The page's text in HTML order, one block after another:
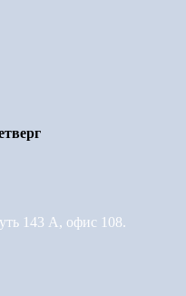
143 А, офис 108.